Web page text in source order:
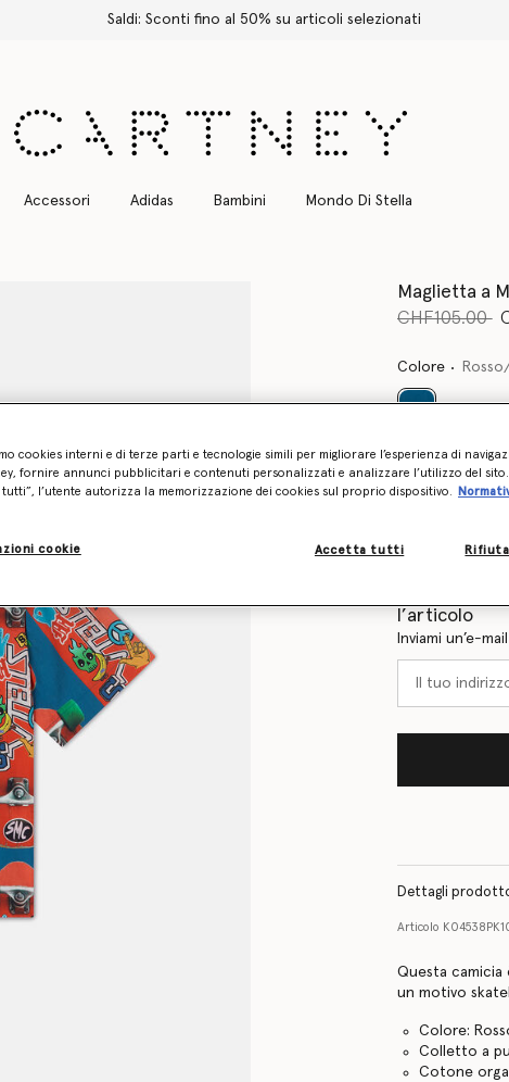
Spedizione Express gratuita per tutti gli ordini
Accessori Adidas Bambini Mondo Di Stella
Maglietta a
Prezzo
CHF105.00a
Colore
Seleziona la
Tabella delle
Scopri in
l’articolo
Inviami un’e-
Dettagli
Articolo
Questa
un motivo
Colore:
Colletto a
Cotone
cookies interni e di terze parti e tecnologie simili per migliorare l’esperienza di
fornire annunci pubblicitari e contenuti personalizzati e analizzare l’utilizzo del
tutti”, l’utente autorizza la memorizzazione dei cookies sul proprio dispositivo.
cookie Accetta tutti